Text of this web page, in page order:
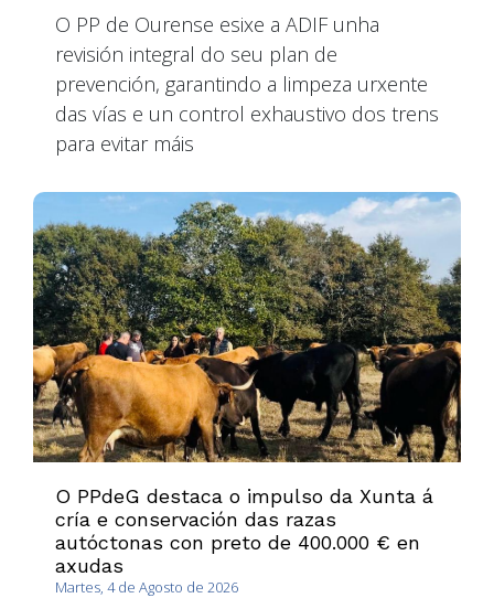
O PP de Ourense esixe a ADIF unha
revisión integral do seu plan de
prevención, garantindo a limpeza urxente
das vías e un control exhaustivo dos trens
para evitar máis
O PPdeG destaca o impulso da Xunta á
cría e conservación das razas
autóctonas con preto de 400.000 € en
axudas
Martes, 4 de Agosto de 2026